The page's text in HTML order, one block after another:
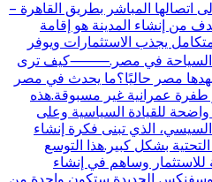
اتصالها المباشر بطريق القاهرة –
من إنشاء المدينة هو إقامة
يجذب الاستثمارات ويوفر
السياحة في مصر.⸻كيف ترى
مصر حاليًا؟ما يحدث في مصر
طفرة عمرانية غير مسبوقة.هذه
للقيادة السياسية وعلى
الذي تبنى فكرة إنشاء
بشكل كبير.هذا التوسع
للاستثمار وساهم في إنشاء